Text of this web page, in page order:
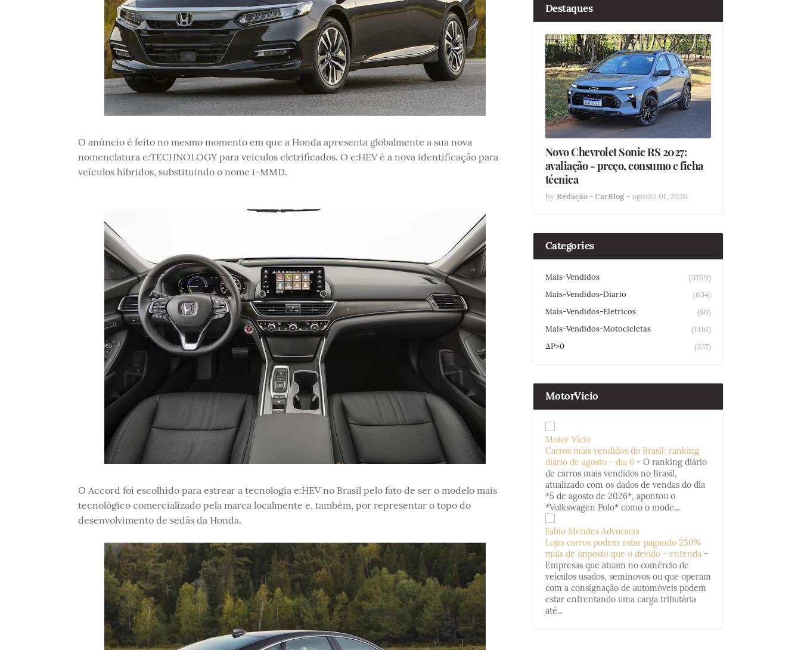
O anúncio é feito no mesmo momento em que a Honda apresenta globalmente a sua nova
nomenclatura e:TECHNOLOGY para veículos eletrificados. O e:HEV é a nova identificação para
veículos híbridos, substituindo o nome i-MMD.
O Accord foi escolhido para estrear a tecnologia e:HEV no Brasil pelo fato de ser o modelo mais
tecnológico comercializado pela marca localmente e, também, por representar o topo do
desenvolvimento de sedãs da Honda.
Destaques
Novo Chevrolet Sonic RS 2027:
avaliação - preço, consumo e ficha
técnica
by Redação - CarBlog - agosto 01, 2026
Categories
Mais-Vendidos
(3769)
Mais-Vendidos-Diario
(634)
Mais-Vendidos-Eletricos
(80)
Mais-Vendidos-Motocicletas
(1416)
ΔP>0
(337)
MotorVicio
Motor Vício
Carros mais vendidos do Brasil: ranking
diário de agosto - dia 6 - O ranking diário
de carros mais vendidos no Brasil,
atualizado com os dados de vendas do dia
*5 de agosto de 2026*, apontou o
*Volkswagen Polo* como o mode...
Fabio Mendes Advocacia
Lojas carros podem estar pagando 230%
mais de imposto que o devido - entenda -
Empresas que atuam no comércio de
veículos usados, seminovos ou que operam
com a consignação de automóveis podem
estar enfrentando uma carga tributária
até...